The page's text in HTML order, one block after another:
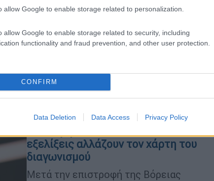
allow Google to enable storage related to personalization.
allow Google to enable storage related to security, including
functionality and fraud prevention, and other user protection.
CONFIRM
Data Deletion Data Access Privacy Policy
Eurovision 2027 στη Βουλγαρία
Η τελική απόφαση για την πόλη που
θα φιλοξενήσει τη Eurovision 2027
Eurovision 2027: Επιστροφές,
εξελίξεις αλλάζουν τον χάρτη του
διαγωνισμού
Μετά την επιστροφή της Βόρειας